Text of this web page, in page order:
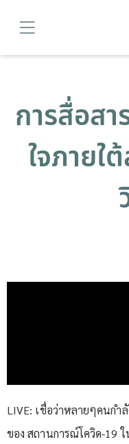
การสื่อสา
ใจภายใ
LIVE: เชื่อว่าหลายๆคนกำ
ของ สถานการณ์โควิด-19